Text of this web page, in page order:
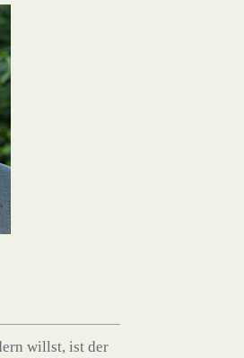
willst, ist der